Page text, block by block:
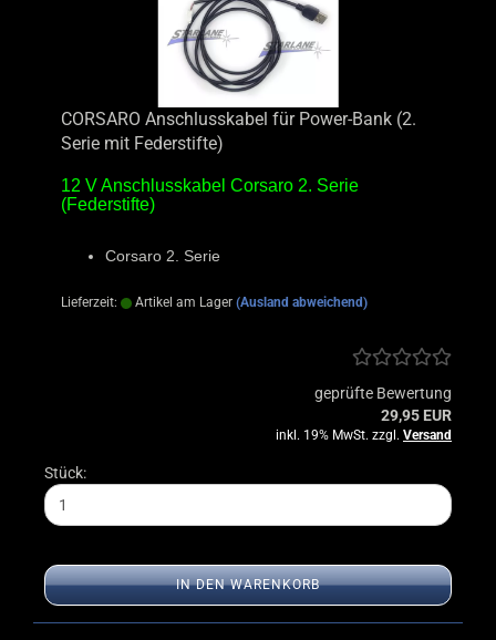
CORSARO Anschlusskabel für Power-Bank (2.
Serie mit Federstifte)
12 V Anschlusskabel Corsaro 2. Serie
(Federstifte)
Corsaro 2. Serie
Lieferzeit: Artikel am Lager (Ausland abweichend)
geprüfte Bewertung
29,95 EUR
inkl. 19% MwSt. zzgl. Versand
Stück:
IN DEN WARENKORB